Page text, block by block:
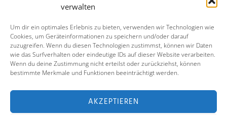
verwalten
Um dir ein optimales Erlebnis zu bieten, verwenden wir Technologien wie
Cookies, um Geräteinformationen zu speichern und/oder darauf
zuzugreifen. Wenn du diesen Technologien zustimmst, können wir Daten
wie das Surfverhalten oder eindeutige IDs auf dieser Website verarbeiten.
Wenn du deine Zustimmung nicht erteilst oder zurückziehst, können
bestimmte Merkmale und Funktionen beeinträchtigt werden.
AKZEPTIEREN
Verlag Kontakt
Soziale Medien
Facebook
Instagram